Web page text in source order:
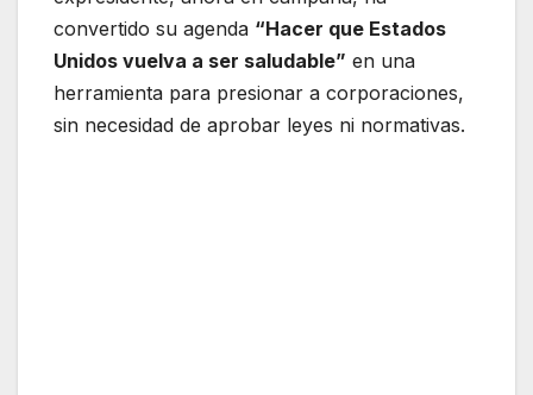
convertido su agenda “Hacer que Estados
Unidos vuelva a ser saludable” en una
herramienta para presionar a corporaciones,
sin necesidad de aprobar leyes ni normativas.